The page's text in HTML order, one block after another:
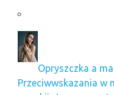
Opryszczka a
Przeciwwskazania w